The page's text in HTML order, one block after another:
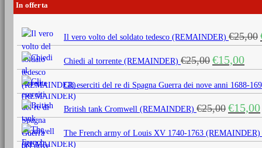
In offerta
Il vero volto del soldato tedesco (REMAINDER) €25,00
Chiedi al torrente (REMAINDER) €25,00 Il
prezzo
originale
era:
€25,00.
€15,00
è:
Gli eserciti del re di Spagna Guerra dei nove anni 1688-
British tank Cromwell (REMAINDER) €25,00 Il
prezzo
originale
era:
€15,00
The French army of Louis XV 1740-1763 (REMAINDER)